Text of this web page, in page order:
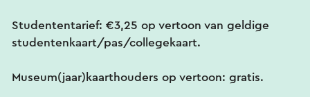
Studententarief: €3,25 op vertoon van geldige
studentenkaart/pas/collegekaart.
Museum(jaar)kaarthouders op vertoon: gratis.